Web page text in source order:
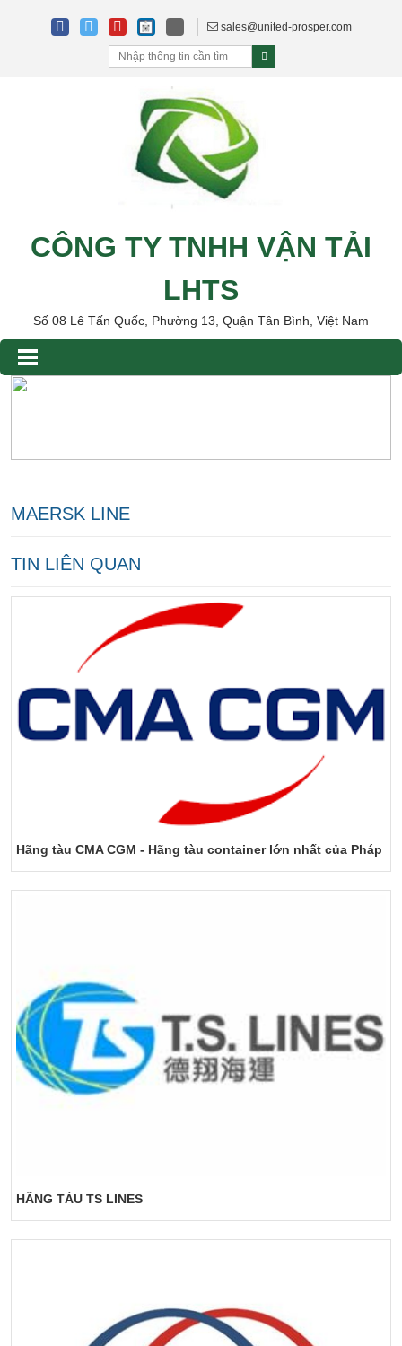
sales@united-prosper.com
CÔNG TY TNHH VẬN TẢI
LHTS
Số 08 Lê Tấn Quốc, Phường 13, Quận Tân Bình, Việt Nam
TIN LIÊN QUAN